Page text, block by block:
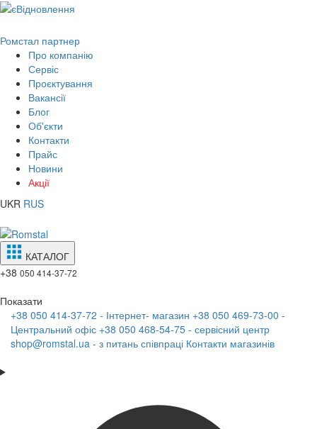
Ромстал партнер
Про компанію
Сервіс
Проєктування
Вакансії
Блог
Об'єкти
Контакти
Прайс
Новини
Акції
UKR RUS
КАТАЛОГ
+38 050 414-37-72
Показати
+38 050 414-37-72 - Інтернет- магазин +38 050 469-73-00 -
Центральний офіс +38 050 468-54-75 - сервісний центр
shop@romstal.ua - з питань співпраці Контакти магазинів